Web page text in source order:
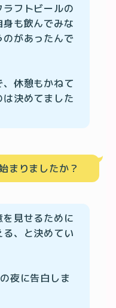
フトビールの
も飲んでみな
のがあったんで
休憩もかねて
決めてました
まりましたか？
見せるために
、と決めてい
夜に告白しま